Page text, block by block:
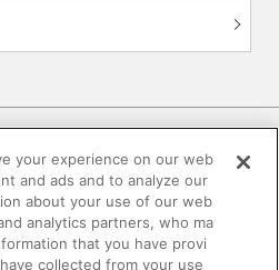
WEBサイトについて
ーポリシー
your experience on our web
and ads and to analyze our
about your use of our web
analytics partners, who ma
that you have provi
collected from your use